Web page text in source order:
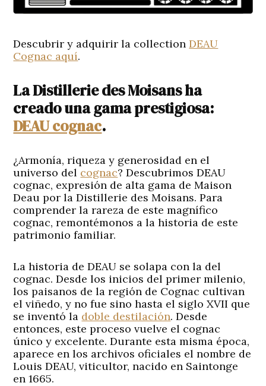
Descubrir y adquirir la collectionDEAU
Cognac aquí.
La Distillerie des Moisans ha
creado una gama prestigiosa:
DEAU cognac.
¿Armonía, riqueza y generosidad en el
universo del cognac? Descubrimos DEAU
cognac, expresión de alta gama de Maison
Deau por la Distillerie des Moisans. Para
comprender la rareza de este magnífico
cognac, remontémonos a la historia de este
patrimonio familiar.
La historia de DEAU se solapa con la del
cognac. Desde los inicios del primer milenio,
los paisanos de la región de Cognac cultivan
el viñedo, y no fue sino hasta el siglo XVII que
se inventó la doble destilación. Desde
entonces, este proceso vuelve el cognac
único y excelente. Durante esta misma época,
aparece en los archivos oficiales el nombre de
Louis DEAU, viticultor, nacido en Saintonge
en 1665.